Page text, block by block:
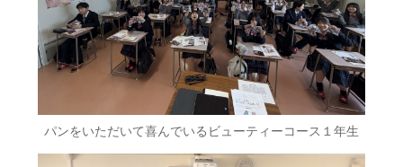
パンをいただいて喜んでいるビューティーコース１年生